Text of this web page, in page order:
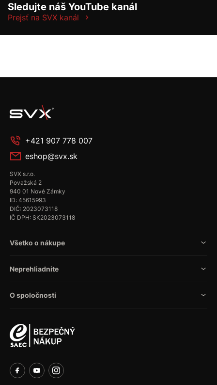
Sledujte náš YouTube kanál
Prejsť na SVX kanál
+421 907 778 007
eshop@svx.sk
SVX s.r.o.
Považská 2
940 01 Nové Zámky
ID: 45615993
DIČ: 2023073118
IČ DPH: SK2023073118
Všetko o nákupe
Neprehliadnite
O spoločnosti